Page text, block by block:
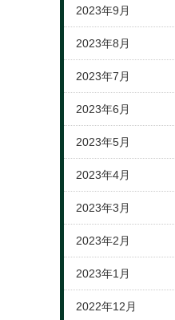
2023年9月
2023年8月
2023年7月
2023年6月
2023年5月
2023年4月
2023年3月
2023年2月
2023年1月
2022年12月